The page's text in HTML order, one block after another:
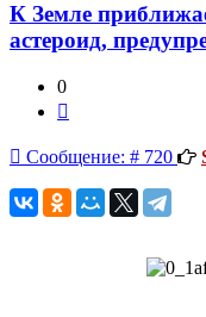
К Земле
астероид,
0
Сообщение: # 720